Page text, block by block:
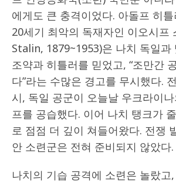
에게도 큰 충격이었다. 아돌프 히
20세기 최악의 독재자인 이오시프
Stalin, 1879~1953)은 나치 독일과
조약과 히틀러를 믿었고, “조만간
다”라는 수많은 경고를 무시했다.
시, 독일 공군이 오늘날 우크라이
프를 공습했다. 이어 나치 탱크가
로 점점 더 깊이 쳐들어왔다. 전쟁
안 소련군은 전혀 준비되지 않았다.
나치의 기습 공격에 소련은 놀랐고